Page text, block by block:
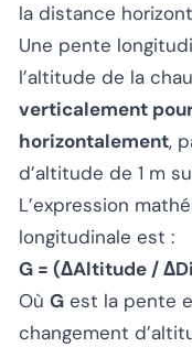
la distance
Une pente
l’altitude de la
verticalement
horizontalement,
d’altitude de 1 m
L’expression
longitudinale est :
G = (ΔAltitude /
Où G est la pente
changement